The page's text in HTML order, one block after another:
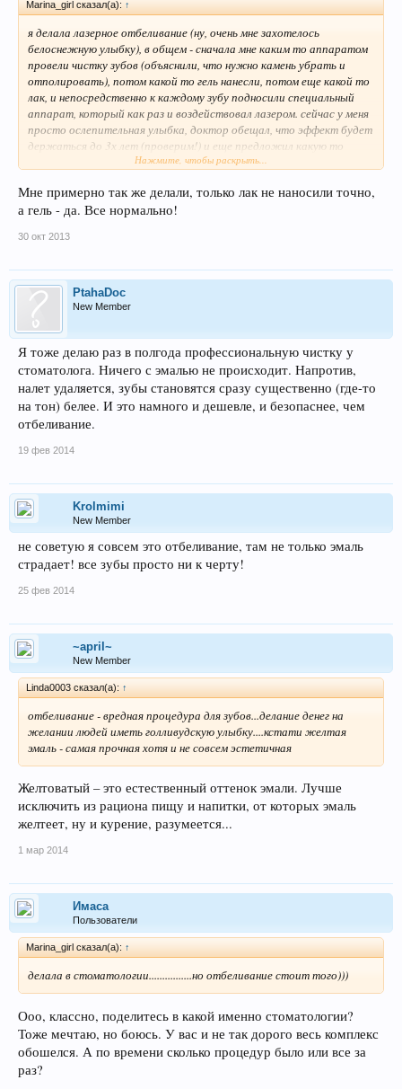
Marina_girl сказал(а): ↑
я делала лазерное отбеливание (ну, очень мне захотелось
белоснежную улыбку), в общем - сначала мне каким то аппаратом
провели чистку зубов (объяснили, что нужно камень убрать и
отполировать), потом какой то гель нанесли, потом еще какой то
лак, и непосредственно к каждому зубу подносили специальный
аппарат, который как раз и воздействовал лазером. сейчас у меня
просто ослепительная улыбка, доктор обещал, что эффект будет
держаться до 3х лет (проверим!) и еще предложил какую то
процедуру фторирования, якобы, что бы укрепить эмали, но я пока
8000 руб, но там плюс очищение, полировка и пр., за все я отдала
12 000р, но зубы чувствуют себя просто прекрасно - никакой
отбеливание стоит того)))
Нажмите, чтобы раскрыть...
Мне примерно так же делали, только лак не наносили точно,
а гель - да. Все нормально!
30 окт 2013
PtahaDoc
New Member
Я тоже делаю раз в полгода профессиональную чистку у
стоматолога. Ничего с эмалью не происходит. Напротив,
налет удаляется, зубы становятся сразу существенно (где-то
на тон) белее. И это намного и дешевле, и безопаснее, чем
отбеливание.
19 фев 2014
Krolmimi
New Member
не советую я совсем это отбеливание, там не только эмаль
страдает! все зубы просто ни к черту!
25 фев 2014
~april~
New Member
Linda0003 сказал(а): ↑
отбеливание - вредная процедура для зубов...делание денег на
желании людей иметь голливудскую улыбку....кстати желтая
эмаль - самая прочная хотя и не совсем эстетичная
Желтоватый – это естественный оттенок эмали. Лучше
исключить из рациона пищу и напитки, от которых эмаль
желтеет, ну и курение, разумеется...
1 мар 2014
Имаса
Пользователи
Marina_girl сказал(а): ↑
делала в стоматологии................но отбеливание стоит того)))
Ооо, классно, поделитесь в какой именно стоматологии?
Тоже мечтаю, но боюсь. У вас и не так дорого весь комплекс
обошелся. А по времени сколько процедур было или все за
раз?